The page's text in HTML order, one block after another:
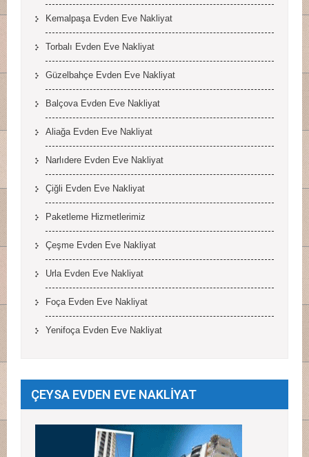
Kemalpaşa Evden Eve Nakliyat
Torbalı Evden Eve Nakliyat
Güzelbahçe Evden Eve Nakliyat
Balçova Evden Eve Nakliyat
Aliağa Evden Eve Nakliyat
Narlıdere Evden Eve Nakliyat
Çiğli Evden Eve Nakliyat
Paketleme Hizmetlerimiz
Çeşme Evden Eve Nakliyat
Urla Evden Eve Nakliyat
Foça Evden Eve Nakliyat
Yenifoça Evden Eve Nakliyat
ÇEYSA EVDEN EVE NAKLİYAT